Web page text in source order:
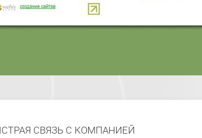
СВЯЗЬ С КОМПАНИЕЙ